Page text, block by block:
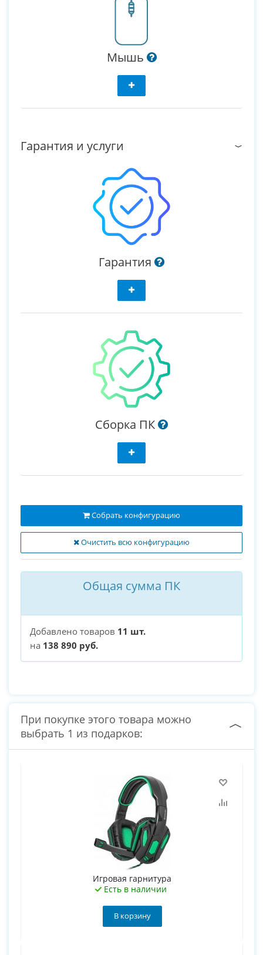
Мышь
Гарантия и услуги
Гарантия
Сборка ПК
Очистить всю конфигурацию
Собрать конфигурацию
Общая сумма ПК
Добавлено товаров 11 шт.
на 138 890 руб.
При покупке этого товара можно
выбрать 1 из подарков:
Игровая гарнитура
Есть в наличии
В корзину